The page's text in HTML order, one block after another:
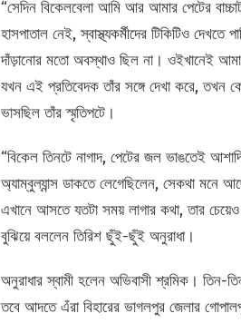
“সেদিন বিকেলবেলা আমি আর আমার পেটের
হাসপাতাল নেই, স্বাস্থ্যকর্মীদের টিকিটিও
দাঁড়ানোর মতো অবস্থাও ছিল না। ওইখানেই
যখন এই প্রতিবেদক তাঁর সঙ্গে দেখা করে, তখন
ভাসছিল তাঁর স্মৃতিপটে।
“বিকেল তিনটে নাগাদ, পেটের জল ভাঙতেই
অ্যাম্বুল্যান্স ডাকতে লেগেছিলেন, সেকথা মনে
এখানে আসতে যতটা সময় লাগার কথা, তার
বুঝিয়ে বললেন তিরিশ ছুঁই-ছুঁই অনুরাধা।
অনুরাধার স্বামী হলেন অভিবাসী শ্রমিক। তিন-
তবে আদতে এঁরা বিহারের ভাগলপুর জেলার